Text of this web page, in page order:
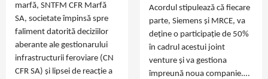
marfă, SNTFM CFR Marfă
SA, societate împinsă spre
faliment datorită deciziilor
aberante ale gestionarului
infrastructurii feroviare (CN
CFR SA) și lipsei de reacție a
Acordul stipulează că fiecare
parte, Siemens și MRCE, va
deține o participație de 50%
în cadrul acestui joint
venture și va gestiona
împreună noua companie.…